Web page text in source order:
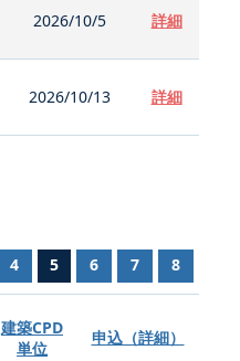
2026/10/5 詳細
2026/10/13 詳細
4 5 6 7 8
建築CPD
単位
申込（詳細）